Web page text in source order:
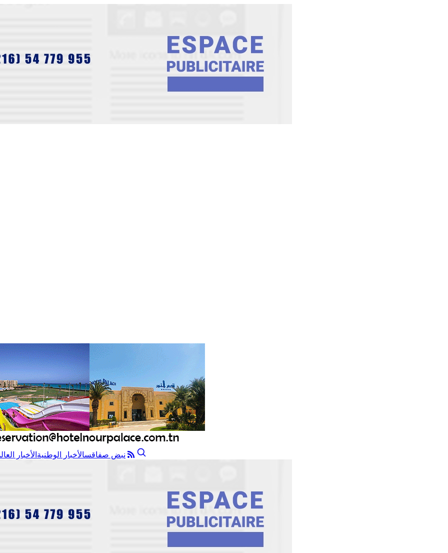
نبض صفاقسالأخبار الوطنية الأخبار